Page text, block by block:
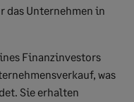
das Unternehmen in
Finanzinvestors
was
Sie erhalten